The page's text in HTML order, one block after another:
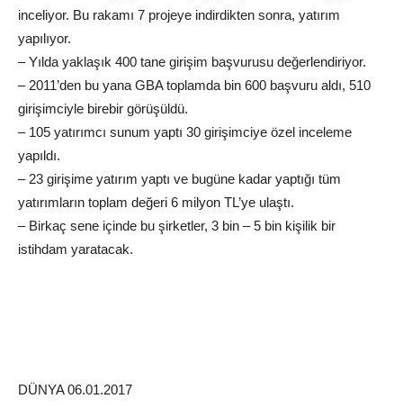
inceliyor. Bu rakamı 7 projeye indirdikten sonra, yatırım
yapılıyor.
– Yılda yaklaşık 400 tane girişim başvurusu değerlendiriyor.
– 2011’den bu yana GBA toplamda bin 600 başvuru aldı, 510
girişimciyle birebir görüşüldü.
– 105 yatırımcı sunum yaptı 30 girişimciye özel inceleme
yapıldı.
– 23 girişime yatırım yaptı ve bugüne kadar yaptığı tüm
yatırımların toplam değeri 6 milyon TL’ye ulaştı.
– Birkaç sene içinde bu şirketler, 3 bin – 5 bin kişilik bir
istihdam yaratacak.
DÜNYA 06.01.2017